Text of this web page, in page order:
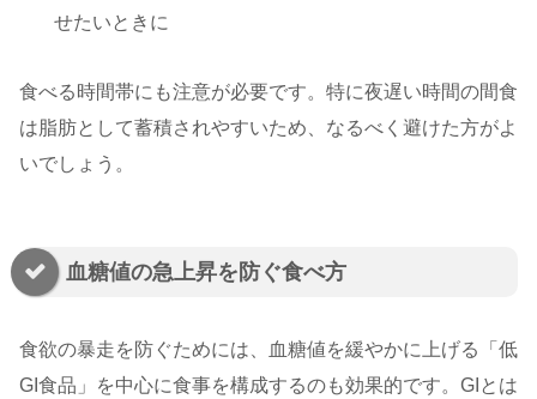
せたいときに
食べる時間帯にも注意が必要です。特に夜遅い時間の間食
は脂肪として蓄積されやすいため、なるべく避けた方がよ
いでしょう。
血糖値の急上昇を防ぐ食べ方
食欲の暴走を防ぐためには、血糖値を緩やかに上げる「低
GI食品」を中心に食事を構成するのも効果的です。GIとは